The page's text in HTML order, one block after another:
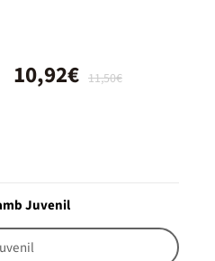
11,50€
10,92€
Juvenil